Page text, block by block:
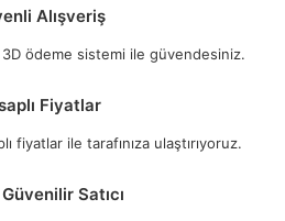
Alışveriş
ödeme sistemi ile güvendesiniz.
Fiyatlar
fiyatlar ile tarafınıza ulaştırıyoruz.
Satıcı